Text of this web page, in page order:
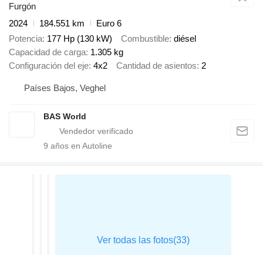
Furgón
2024
184.551 km
Euro 6
Potencia 177 Hp (130 kW) Combustible diésel
Capacidad de carga 1.305 kg
Configuración del eje 4x2 Cantidad de asientos 2
Países Bajos, Veghel
BAS World
9 años en Autoline